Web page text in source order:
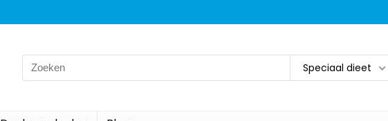
Search
for:
Speciaal dieet